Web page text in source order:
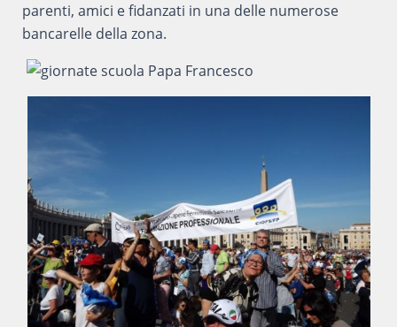
parenti, amici e fidanzati in una delle numerose
bancarelle della zona.